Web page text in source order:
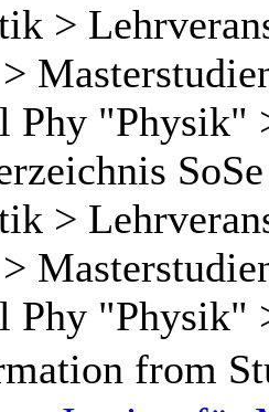
>
Phy "Physik"
>
Phy "Physik"
from